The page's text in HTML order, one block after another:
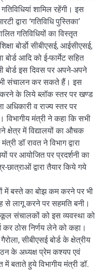
शामिल रहेंगी। इस
द्वारा ‘गतिविधि पुस्तिका’
गतिविधियों का विस्तृत
बोर्डाे सीबीएसई, आईसीएसई,
बोर्ड आदि को ई-फार्मेट सहित
बोर्ड इस दिवस पर अपने-अपने
भी संचालन कर सकते हैं। इस
के लिये ब्लॉक स्तर पर खण्ड
अधिकारी व राज्य स्तर पर
विभागीय मंत्री ने कहा कि सभी
में विद्यालयों का औचक
डॉ रावत ने विभाग द्वारा
पर आयोजित पर प्रदर्शनी का
द्वारा तैयार किये गये
में बस्ते का बोझ कम करने पर भी
से लागू करने पर सहमति बनी।
संचालकों को इस व्यवस्था को
ठोस निर्णय लेने को कहा।
सीबीएसई बोर्ड के क्षेत्रीय
के अध्यक्ष प्रेम कश्यप एवं
बताते हुये विभागीय मंत्री डॉ.